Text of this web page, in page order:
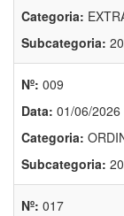
Categoria:
Subcategoria:
Nº: 009
Data: 01/06/2026
Categoria:
Subcategoria:
Nº: 017